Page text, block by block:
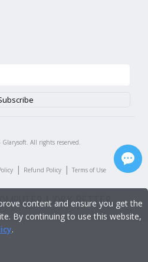
Glarysoft. All rights reserved.
| Refund Policy | Terms of Use
content and ensure you get the
By continuing to use this website,
.